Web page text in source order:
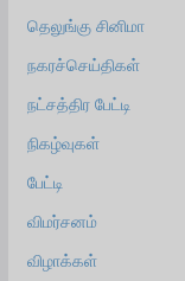
தெலுங்கு சினிமா
நகரச்செய்திகள்
நட்சத்திர பேட்டி
நிகழ்வுகள்
பேட்டி
விமர்சனம்
விழாக்கள்